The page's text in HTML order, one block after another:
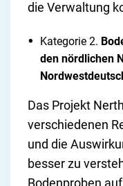
die Verwaltung
Kategorie 2.
den nördlichen
Das Projekt
verschiedenen
und die
besser zu
Bodenproben